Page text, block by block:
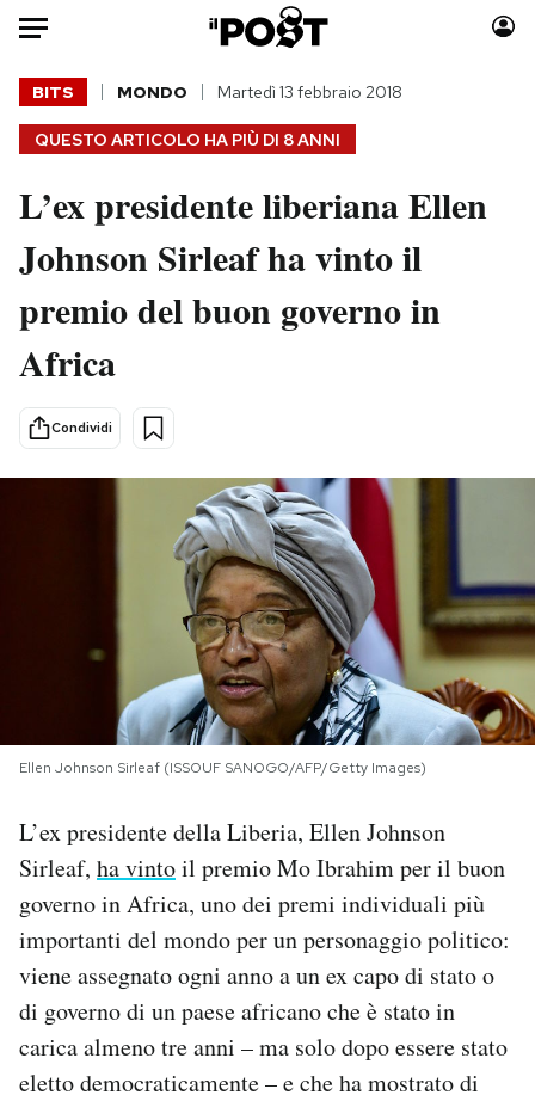
Auto
HOME
Italia
Politica
Tecnologia
Scienza
Cultura
Economia
Sport
Moda
Consumismi
Storie/Idee
Mondiali calcio 2026
NEWSLETTER
I MIEI PREFERITI
CALENDARIO
AREA PERSONALE
Area Personale
Newsletter
Notifiche mobile
QUESTO ARTICOLO HA PIÙ DI 8 ANNI
BITS MONDO Martedì 13 febbraio 2018
L’ex presidente liberiana Ellen
Johnson Sirleaf ha vinto il
premio del buon governo in
Africa
Condividi
Ellen Johnson Sirleaf (ISSOUF SANOGO/AFP/Getty Images)
L’ex presidente della Liberia, Ellen Johnson
Sirleaf, ha vintoil premio Mo Ibrahim per il buon
governo in Africa, uno dei premi individuali più
importanti del mondo per un personaggio politico:
viene assegnato ogni anno a un ex capo di stato o
di governo di un paese africano che è stato in
carica almeno tre anni – ma solo dopo essere stato
eletto democraticamente – e che ha mostrato di